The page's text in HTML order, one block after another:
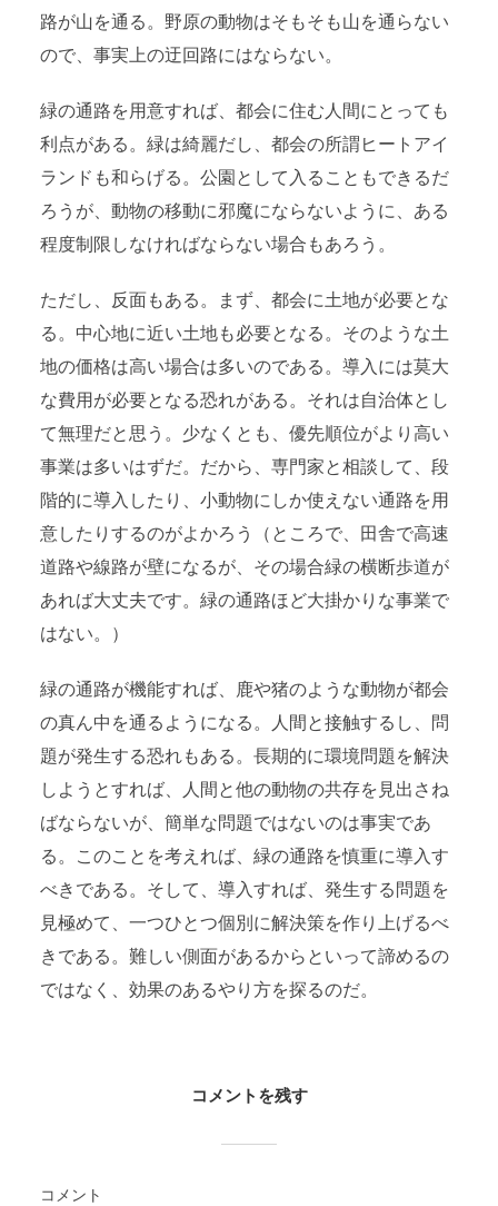
路が山を通る。野原の動物はそもそも山を通らない
ので、事実上の迂回路にはならない。
緑の通路を用意すれば、都会に住む人間にとっても
利点がある。緑は綺麗だし、都会の所謂ヒートアイ
ランドも和らげる。公園として入ることもできるだ
ろうが、動物の移動に邪魔にならないように、ある
程度制限しなければならない場合もあろう。
ただし、反面もある。まず、都会に土地が必要とな
る。中心地に近い土地も必要となる。そのような土
地の価格は高い場合は多いのである。導入には莫大
な費用が必要となる恐れがある。それは自治体とし
て無理だと思う。少なくとも、優先順位がより高い
事業は多いはずだ。だから、専門家と相談して、段
階的に導入したり、小動物にしか使えない通路を用
意したりするのがよかろう（ところで、田舎で高速
道路や線路が壁になるが、その場合緑の横断歩道が
あれば大丈夫です。緑の通路ほど大掛かりな事業で
はない。）
緑の通路が機能すれば、鹿や猪のような動物が都会
の真ん中を通るようになる。人間と接触するし、問
題が発生する恐れもある。長期的に環境問題を解決
しようとすれば、人間と他の動物の共存を見出さね
ばならないが、簡単な問題ではないのは事実であ
る。このことを考えれば、緑の通路を慎重に導入す
べきである。そして、導入すれば、発生する問題を
見極めて、一つひとつ個別に解決策を作り上げるべ
きである。難しい側面があるからといって諦めるの
ではなく、効果のあるやり方を探るのだ。
コメントを残す
コメント